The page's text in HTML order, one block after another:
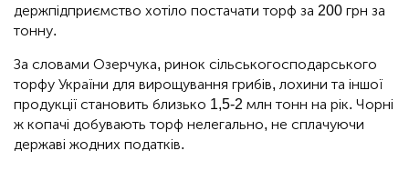
держпідприємство хотіло постачати торф за 200 грн за
тонну.
За словами Озерчука, ринок сільськогосподарського
торфу України для вирощування грибів, лохини та іншої
продукції становить близько 1,5-2 млн тонн на рік. Чорні
ж копачі добувають торф нелегально, не сплачуючи
державі жодних податків.